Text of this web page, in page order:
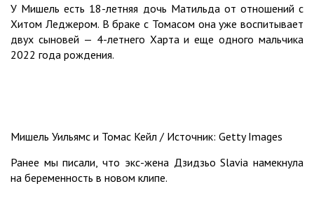
У Мишель есть 18-летняя дочь Матильда от отношений с
Хитом Леджером. В браке с Томасом она уже воспитывает
двух сыновей — 4-летнего Харта и еще одного мальчика
2022 года рождения.
Мишель Уильямс и Томас Кейл / Источник: Getty Images
Ранее мы писали, что экс-жена Дзидзьо Slavia намекнула
на беременность в новом клипе.